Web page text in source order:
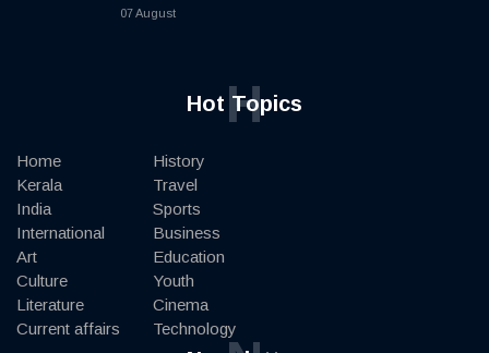
07 August
Hot Topics
H
Home
Kerala
India
International
Art
Culture
Literature
Current affairs
History
Travel
Sports
Business
Education
Youth
Cinema
Technology